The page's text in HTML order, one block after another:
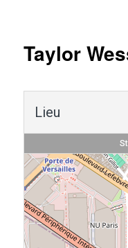
Taylor
Lieu